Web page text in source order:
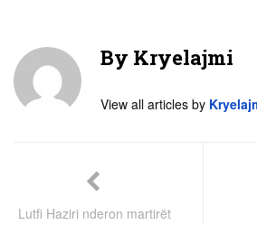
By Kryelajmi
View all articles by
Lutfi Haziri nderon martirët